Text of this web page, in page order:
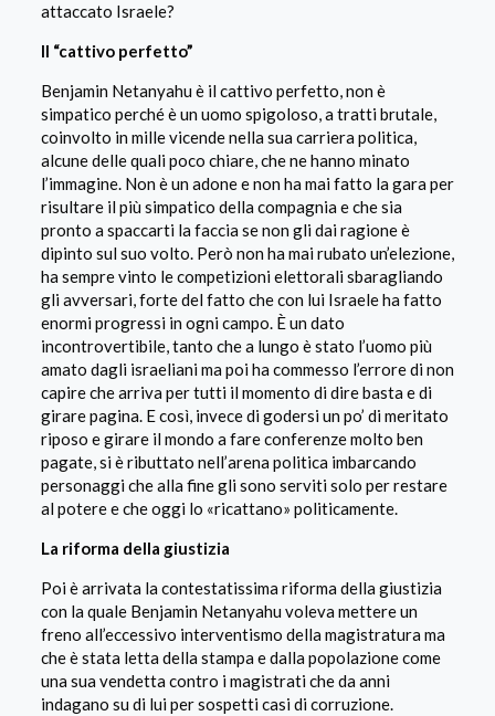
attaccato Israele?
Il “cattivo perfetto”
Benjamin Netanyahu è il cattivo perfetto, non è
simpatico perché è un uomo spigoloso, a tratti brutale,
coinvolto in mille vicende nella sua carriera politica,
alcune delle quali poco chiare, che ne hanno minato
l’immagine. Non è un adone e non ha mai fatto la gara per
risultare il più simpatico della compagnia e che sia
pronto a spaccarti la faccia se non gli dai ragione è
dipinto sul suo volto. Però non ha mai rubato un’elezione,
ha sempre vinto le competizioni elettorali sbaragliando
gli avversari, forte del fatto che con lui Israele ha fatto
enormi progressi in ogni campo. È un dato
incontrovertibile, tanto che a lungo è stato l’uomo più
amato dagli israeliani ma poi ha commesso l’errore di non
capire che arriva per tutti il momento di dire basta e di
girare pagina. E così, invece di godersi un po’ di meritato
riposo e girare il mondo a fare conferenze molto ben
pagate, si è ributtato nell’arena politica imbarcando
personaggi che alla fine gli sono serviti solo per restare
al potere e che oggi lo «ricattano» politicamente.
La riforma della giustizia
Poi è arrivata la contestatissima riforma della giustizia
con la quale Benjamin Netanyahu voleva mettere un
freno all’eccessivo interventismo della magistratura ma
che è stata letta della stampa e dalla popolazione come
una sua vendetta contro i magistrati che da anni
indagano su di lui per sospetti casi di corruzione.